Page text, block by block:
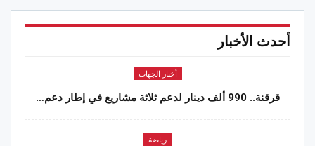
أحدث الأخبار
أخبار الجهات
قرقنة.. 990 ألف دينار لدعم ثلاثة مشاريع في إطار دعم…
رياضة